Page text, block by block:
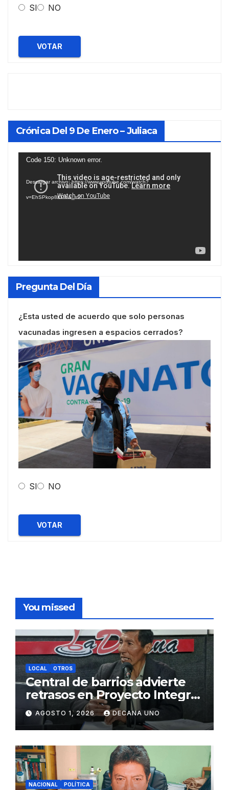
SI NO
VOTAR
Crónica Del 9 De Enero – Juliaca
Reproductor
vídeo
Code 150: Unknown error.
Descargar archivo: https://www.youtube.com/watch?
v=EhSPkop8KPY&_=2
Pregunta Del Día
¿Esta usted de acuerdo que solo personas
vacunadas ingresen a espacios cerrados?
SI NO
VOTAR
You missed
LOCAL OTROS
Central de barrios advierte
retrasos en Proyecto Integral
de Agua y Alcantarillado para
Juliaca
AGOSTO 1, 2026 DECANA UNO
NACIONAL POLÍTICA